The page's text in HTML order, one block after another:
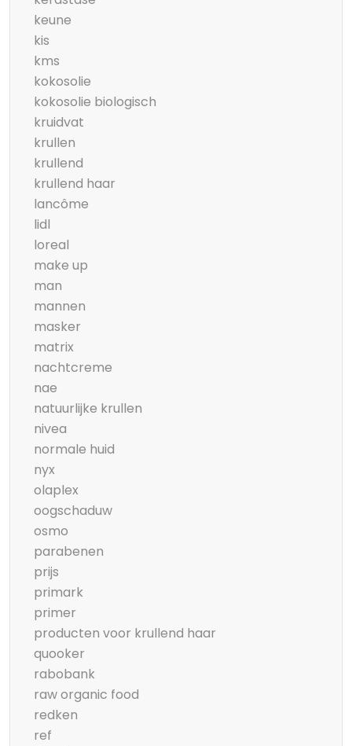
keune
kis
kms
kokosolie
kokosolie biologisch
kruidvat
krullen
krullend
krullend haar
lancôme
lidl
loreal
make up
man
mannen
masker
matrix
nachtcreme
nae
natuurlijke krullen
nivea
normale huid
nyx
olaplex
oogschaduw
osmo
parabenen
prijs
primark
primer
producten voor krullend haar
quooker
rabobank
raw organic food
redken
ref